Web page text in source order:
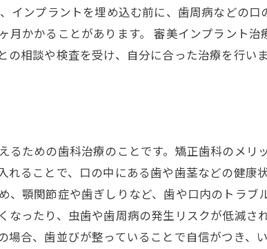
インプラントを埋め込む前に、歯周病などの
かかることがあります。 審美インプラント
相談や検査を受け、自分に合った治療を行いま
ための歯科治療のことです。矯正歯科のメリ
ることで、口の中にある歯や歯茎などの健康
、顎関節症や歯ぎしりなど、歯や口内のトラブ
ったり、虫歯や歯周病の発生リスクが低減さ
場合、歯並びが整っていることで自信がつき、